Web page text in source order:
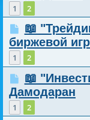
1 2
📖
биржевой
1 2
📖
Дамодаран
1 2